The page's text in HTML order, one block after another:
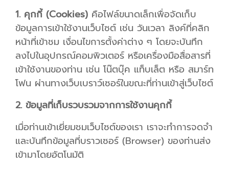
1. คุกกี้ (Cookies) คือไฟล์ขนาดเล็กเพื่อจัดเก็บ
ข้อมูลการเข้าใช้งานเว็บไซต์ เช่น วันเวลา ลิงค์ที่คลิก
หน้าที่เข้าชม เงื่อนไขการตั้งค่าต่าง ๆ โดยจะบันทึก
ลงไปในอุปกรณ์คอมพิวเตอร์ หรือเครื่องมือสื่อสารที่
เข้าใช้งานของท่าน เช่น โน๊ตบุ๊ค แท็บเล็ต หรือ สมาร์ท
โฟน ผ่านทางเว็บเบราว์เซอร์ในขณะที่ท่านเข้าสู่เว็บไซต์
2. ข้อมูลที่เก็บรวบรวมจากการใช้งานคุกกี้
เมื่อท่านเข้าเยี่ยมชมเว็บไซต์ของเรา เราจะทำการจดจำ
และบันทึกข้อมูลที่บราวเซอร์ (Browser) ของท่านส่ง
เข้ามาโดยอัตโนมัติ